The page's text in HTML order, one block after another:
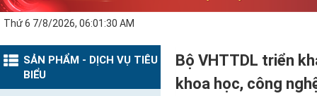
Thứ 6 7/8/2026, 06:01:31 AM
SẢN PHẨM - DỊCH VỤ TIÊU
BIỂU
Bộ VHTTDL triển
khoa học, công